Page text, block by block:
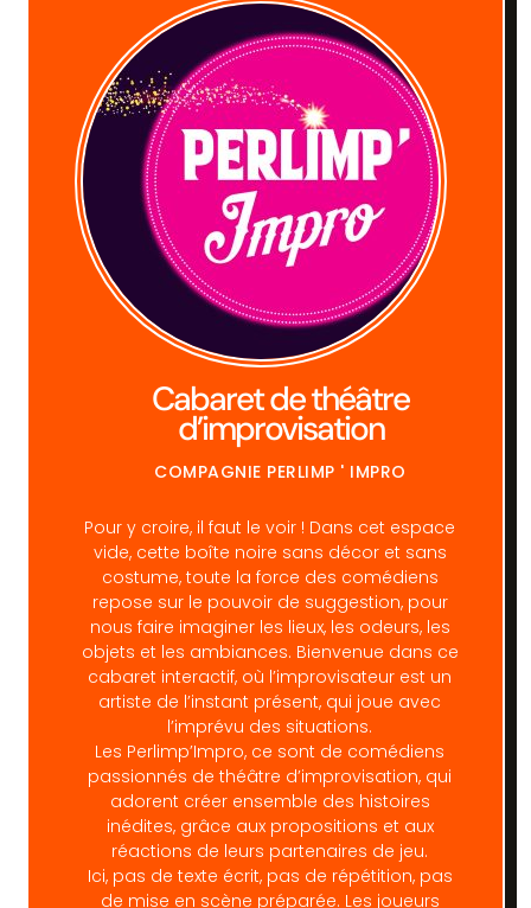
Cabaret de théâtre
d’improvisation
COMPAGNIE PERLIMP ' IMPRO
Pour y croire, il faut le voir ! Dans cet espace
vide, cette boîte noire sans décor et sans
costume, toute la force des comédiens
repose sur le pouvoir de suggestion, pour
nous faire imaginer les lieux, les odeurs, les
objets et les ambiances. Bienvenue dans ce
cabaret interactif, où l’improvisateur est un
artiste de l’instant présent, qui joue avec
l’imprévu des situations.
Les Perlimp’Impro, ce sont de comédiens
passionnés de théâtre d’improvisation, qui
adorent créer ensemble des histoires
inédites, grâce aux propositions et aux
réactions de leurs partenaires de jeu.
Ici, pas de texte écrit, pas de répétition, pas
de mise en scène préparée. Les joueurs